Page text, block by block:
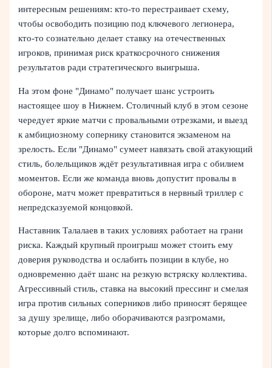
интересным решениям: кто‑то перестраивает схему,
чтобы освободить позицию под ключевого легионера,
кто‑то сознательно делает ставку на отечественных
игроков, принимая риск краткосрочного снижения
результатов ради стратегического выигрыша.
На этом фоне "Динамо" получает шанс устроить
настоящее шоу в Нижнем. Столичный клуб в этом сезоне
чередует яркие матчи с провальными отрезками, и выезд
к амбициозному сопернику становится экзаменом на
зрелость. Если "Динамо" сумеет навязать свой атакующий
стиль, болельщиков ждёт результативная игра с обилием
моментов. Если же команда вновь допустит провалы в
обороне, матч может превратиться в нервный триллер с
непредсказуемой концовкой.
Наставник Талалаев в таких условиях работает на грани
риска. Каждый крупный проигрыш может стоить ему
доверия руководства и ослабить позиции в клубе, но
одновременно даёт шанс на резкую встряску коллектива.
Агрессивный стиль, ставка на высокий прессинг и смелая
игра против сильных соперников либо приносят берящее
за душу зрелище, либо оборачиваются разгромами,
которые долго вспоминают.